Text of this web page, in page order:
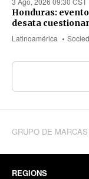
Latinoamérica
Honduras:
desata
GRUPO DE MARCAS
REGIONS